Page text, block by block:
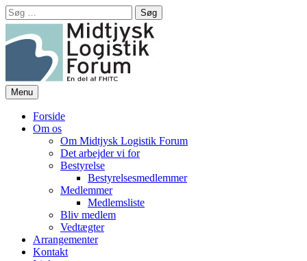
Hop
til
indhold
Søg
efter:
Midtjysk Logistik Forum
En del af FHITC
Menu
Forside
Om os
Om Midtjysk Logistik Forum
Det arbejder vi for
Bestyrelse
Bestyrelsesmedlemmer
Medlemmer
Medlemsliste
Bliv medlem
Vedtægter
Arrangementer
Kontakt